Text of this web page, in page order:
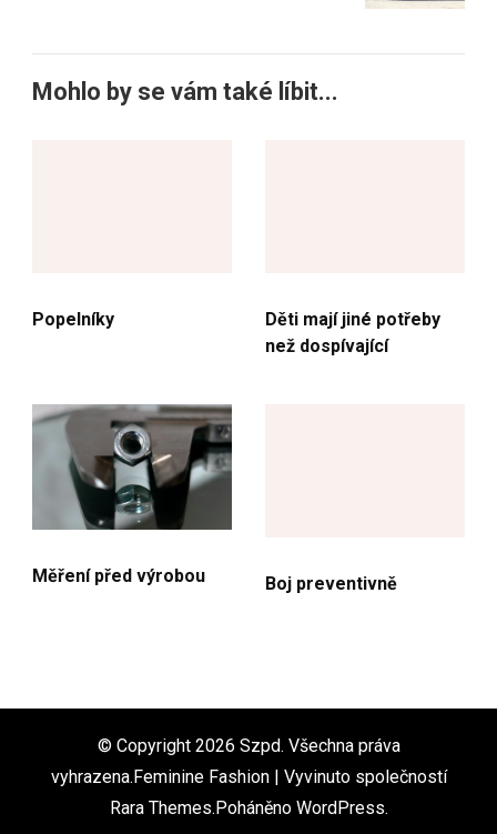
Mohlo by se vám také líbit...
Popelníky
Děti mají jiné potřeby
než dospívající
Měření před výrobou Boj preventivně
© Copyright 2026 Szpd. Všechna práva
vyhrazena.Feminine Fashion | Vyvinuto společností
Rara Themes.Poháněno WordPress.